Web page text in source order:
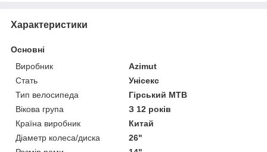
Характеристики
Основні
Виробник
Azimut
Стать
Унісекс
Тип велосипеда
Гірський MTB
Вікова група
З 12 років
Країна виробник
Китай
Діаметр колеса/диска
26"